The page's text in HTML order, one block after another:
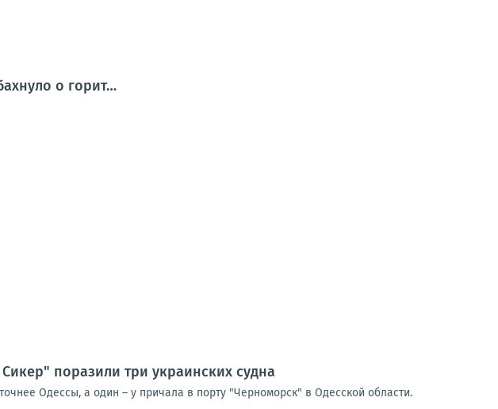
о горит…
поразили три украинских судна
Одессы, а один – у причала в порту "Черноморск" в Одесской области.